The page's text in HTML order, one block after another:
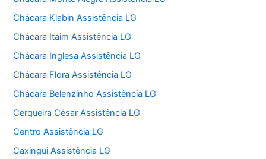
Chácara Klabin Assistência LG
Chácara Itaim Assistência LG
Chácara Inglesa Assistência LG
Chácara Flora Assistência LG
Chácara Belenzinho Assistência LG
Cerqueira César Assistência LG
Centro Assistência LG
Caxingui Assistência LG